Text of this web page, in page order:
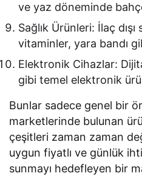
ve yaz döneminde
Sağlık Ürünleri: İlaç dışı
vitaminler, yara bandı
Elektronik Cihazlar:
gibi temel elektronik
Bunlar sadece genel bir
marketlerinde bulunan
çeşitleri zaman zaman
uygun fiyatlı ve günlük
sunmayı hedefleyen bir